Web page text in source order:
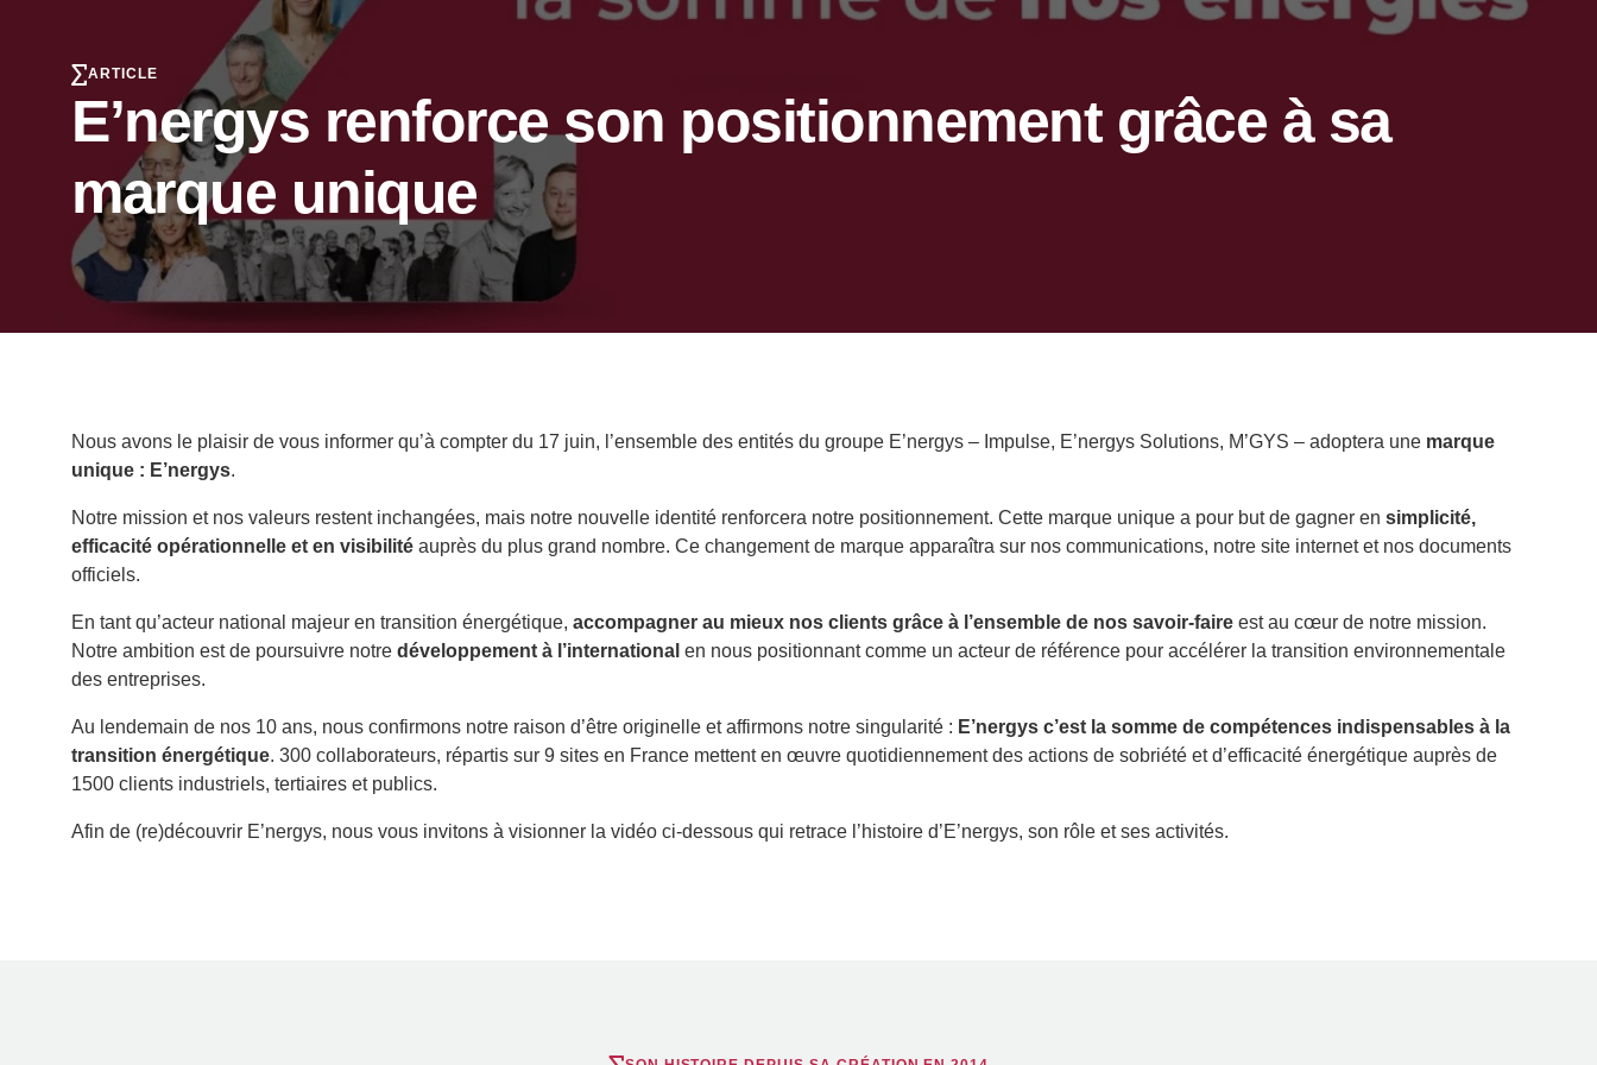
ARTICLE
E’nergys renforce son positionnement grâce à sa
marque unique
Nous avons le plaisir de vous informer qu’à compter du 17 juin, l’ensemble des entités du groupe E’nergys – Impulse, E’nergys Solutions, M’GYS – adoptera une marque
unique : E’nergys.
Notre mission et nos valeurs restent inchangées, mais notre nouvelle identité renforcera notre positionnement. Cette marque unique a pour but de gagner en simplicité,
efficacité opérationnelle et en visibilité auprès du plus grand nombre. Ce changement de marque apparaîtra sur nos communications, notre site internet et nos documents
officiels.
En tant qu’acteur national majeur en transition énergétique, accompagner au mieux nos clients grâce à l’ensemble de nos savoir-faire est au cœur de notre mission.
Notre ambition est de poursuivre notre développement à l’international en nous positionnant comme un acteur de référence pour accélérer la transition environnementale
des entreprises.
Au lendemain de nos 10 ans, nous confirmons notre raison d’être originelle et affirmons notre singularité : E’nergys c’est la somme de compétences indispensables à la
transition énergétique. 300 collaborateurs, répartis sur 9 sites en France mettent en œuvre quotidiennement des actions de sobriété et d’efficacité énergétique auprès de
1500 clients industriels, tertiaires et publics.
Afin de (re)découvrir E’nergys, nous vous invitons à visionner la vidéo ci-dessous qui retrace l’histoire d’E’nergys, son rôle et ses activités.